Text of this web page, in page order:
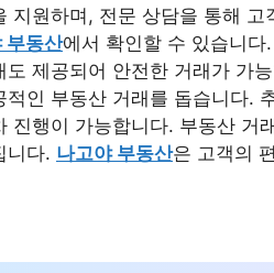
지원하며, 전문 상담을 통해
부동산에서 확인할 수 있습니
제공되어 안전한 거래가 가
인 부동산 거래를 돕습니다.
진행이 가능합니다. 부동산 거
니다. 나고야 부동산은 고객의